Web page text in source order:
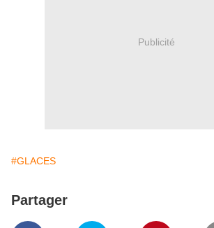
Publicité
#GLACES
Partager